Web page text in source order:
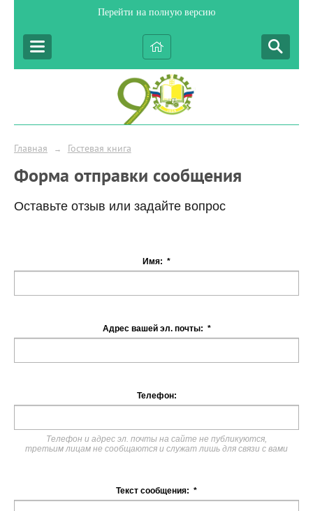
Перейти на полную версию
Главная → Гостевая книга
Форма отправки сообщения
Оставьте отзыв или задайте вопрос
Имя: *
Адрес вашей эл. почты: *
Телефон:
Телефон и адрес эл. почты на сайте не публикуются,
третьим лицам не сообщаются и служат лишь для связи с вами
Текст сообщения: *